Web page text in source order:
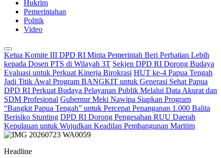
Hukrim
Pemerintahan
Politik
Video
Ketua Komite III DPD RI Minta Pemerintah Beri Perhatian Lebih
kepada Dosen PTS di Wilayah 3T Sekjen DPD RI Dorong Budaya
Evaluasi untuk Perkuat Kinerja Birokrasi HUT ke-4 Papua Tengah
Jadi Titik Awal Program BANGKIT untuk Generasi Sehat Papua
DPD RI Perkuat Budaya Pelayanan Publik Melalui Data Akurat dan
SDM Profesional Gubernur Meki Nawipa Siapkan Program
“Bangkit Papua Tengah” untuk Percepat Penanganan 1.000 Balita
Berisiko Stunting DPD RI Dorong Pengesahan RUU Daerah
Kepulauan untuk Wujudkan Keadilan Pembangunan Maritim
Headline